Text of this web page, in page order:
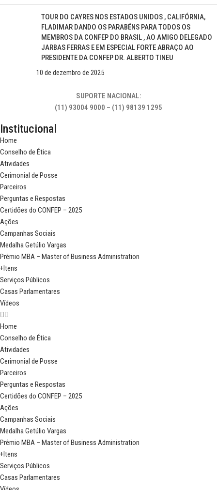
TOUR DO CAYRES NOS ESTADOS UNIDOS , CALIFÓRNIA,
FLADIMAR DANDO OS PARABÉNS PARA TODOS OS
MEMBROS DA CONFEP DO BRASIL , AO AMIGO DELEGADO
JARBAS FERRAS E EM ESPECIAL FORTE ABRAÇO AO
PRESIDENTE DA CONFEP DR. ALBERTO TINEU
10 de dezembro de 2025
SUPORTE NACIONAL:
(11) 93004 9000 – (11) 98139 1295
Institucional
Home
Conselho de Ética
Atividades
Cerimonial de Posse
Parceiros
Perguntas e Respostas
Certidões do CONFEP – 2025
Ações
Campanhas Sociais
Medalha Getúlio Vargas
Prêmio MBA – Master of Business Administration
+Itens
Serviços Públicos
Casas Parlamentares
Vídeos
Home
Conselho de Ética
Atividades
Cerimonial de Posse
Parceiros
Perguntas e Respostas
Certidões do CONFEP – 2025
Ações
Campanhas Sociais
Medalha Getúlio Vargas
Prêmio MBA – Master of Business Administration
+Itens
Serviços Públicos
Casas Parlamentares